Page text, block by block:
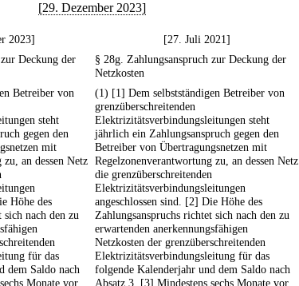
[29. Dezember 2023]
2023]
[27. Juli 2021]
Deckung der
§ 28g. Zahlungsanspruch zur Deckung der
Netzkosten
Betreiber von
steht
gegen den
mit
an dessen Netz
Höhe des
sich nach den zu
für das
dem Saldo nach
Monate vor
(1) [1] Dem selbstständigen Betreiber von
grenzüberschreitenden
Elektrizitätsverbindungsleitungen steht
jährlich ein Zahlungsanspruch gegen den
Betreiber von Übertragungsnetzen mit
Regelzonenverantwortung zu, an dessen Netz
die grenzüberschreitenden
Elektrizitätsverbindungsleitungen
angeschlossen sind. [2] Die Höhe des
Zahlungsanspruchs richtet sich nach den zu
erwartenden anerkennungsfähigen
Netzkosten der grenzüberschreitenden
Elektrizitätsverbindungsleitung für das
folgende Kalenderjahr und dem Saldo nach
Absatz 3. [3] Mindestens sechs Monate vor